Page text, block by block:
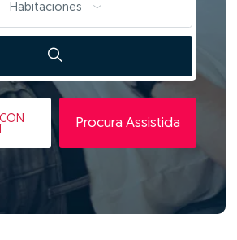
Habitaciones
CON
Procura Assistida